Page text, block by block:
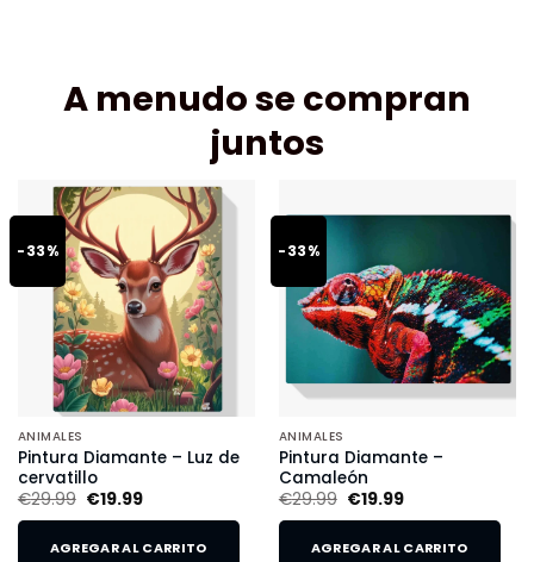
A menudo se compran
juntos
-33%
ANIMALES
Pintura Diamante – Luz de
cervatillo
€29.99 €19.99
AGREGAR AL CARRITO
-33%
ANIMALES
Pintura Diamante –
Camaleón
€29.99 €19.99
AGREGAR AL CARRITO